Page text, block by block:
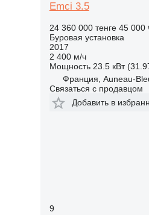
Emci 3.5
24 360 000 тенге 45 000
Буровая установка
2017
2 400 м/ч
Мощность 23.5 кВт
Франция, Auneau-
Связаться с продавцом
Добавить в
9